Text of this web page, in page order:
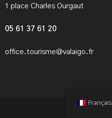
1 place Charles Ourgaut
05 61 37 61 20
office.tourisme@valaigo.fr
Français